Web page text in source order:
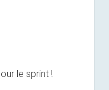
le sprint !